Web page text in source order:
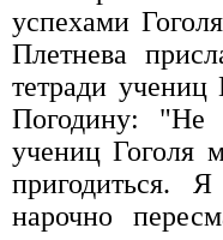
успехами
Плетнева
тетради учениц
Погодину: "Не
учениц Гоголя
пригодиться.
нарочно